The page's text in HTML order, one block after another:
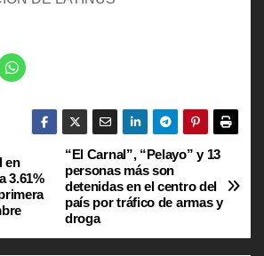
“El Carnal”, “Pelayo” y 13
personas más son
detenidas en el centro del
país por tráfico de armas y
droga
en
3.61%